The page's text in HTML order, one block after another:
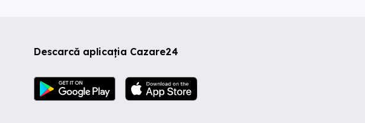
Descarcă aplicația Cazare24